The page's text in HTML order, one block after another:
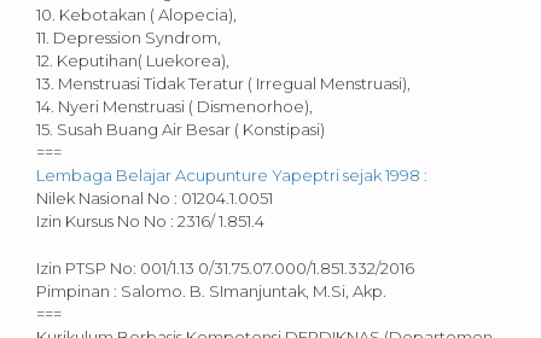
10. Kebotakan ( Alopecia),
11. Depression Syndrom,
12. Keputihan( Luekorea),
13. Menstruasi Tidak Teratur ( Irregual Menstruasi),
14. Nyeri Menstruasi ( Dismenorhoe),
15. Susah Buang Air Besar ( Konstipasi)
===
Lembaga Belajar Acupunture Yapeptri sejak 1998 :
Nilek Nasional No : 01204.1.0051
Izin Kursus No No : 2316/ 1.851.4
Izin PTSP No: 001/1.13 0/31.75.07.000/1.851.332/2016
Pimpinan : Salomo. B. SImanjuntak, M.Si, Akp.
===